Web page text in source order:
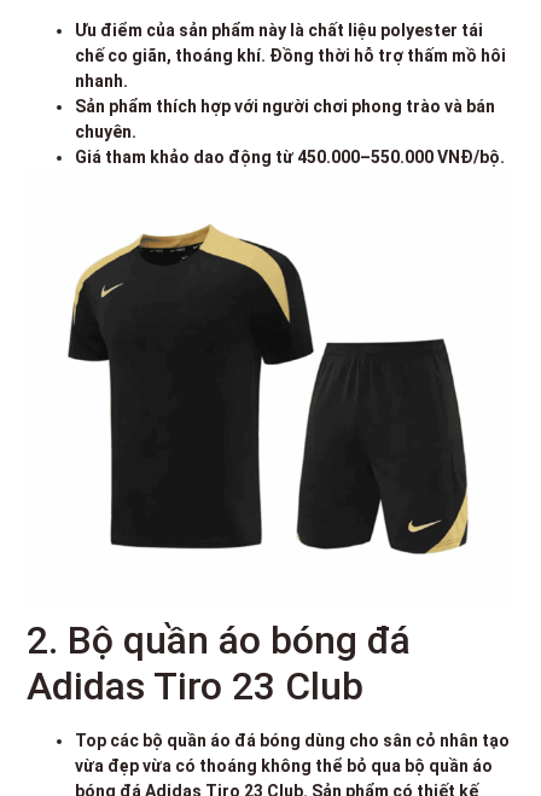
Ưu điểm của sản phẩm này là chất liệu polyester tái
chế co giãn, thoáng khí. Đồng thời hỗ trợ thấm mồ hôi
nhanh.
Sản phẩm thích hợp với người chơi phong trào và bán
chuyên.
Giá tham khảo dao động từ 450.000–550.000 VNĐ/bộ.
2. Bộ quần áo bóng đá
Adidas Tiro 23 Club
Top các bộ quần áo đá bóng dùng cho sân cỏ nhân tạo
vừa đẹp vừa có thoáng không thể bỏ qua bộ quần áo
bóng đá Adidas Tiro 23 Club. Sản phẩm có thiết kế